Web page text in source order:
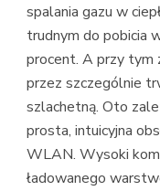
spalania gazu w
trudnym do pobicia
procent. A przy tym
przez szczególnie
szlachetną. Oto
prosta, intuicyjna
WLAN. Wysoki
ładowanego